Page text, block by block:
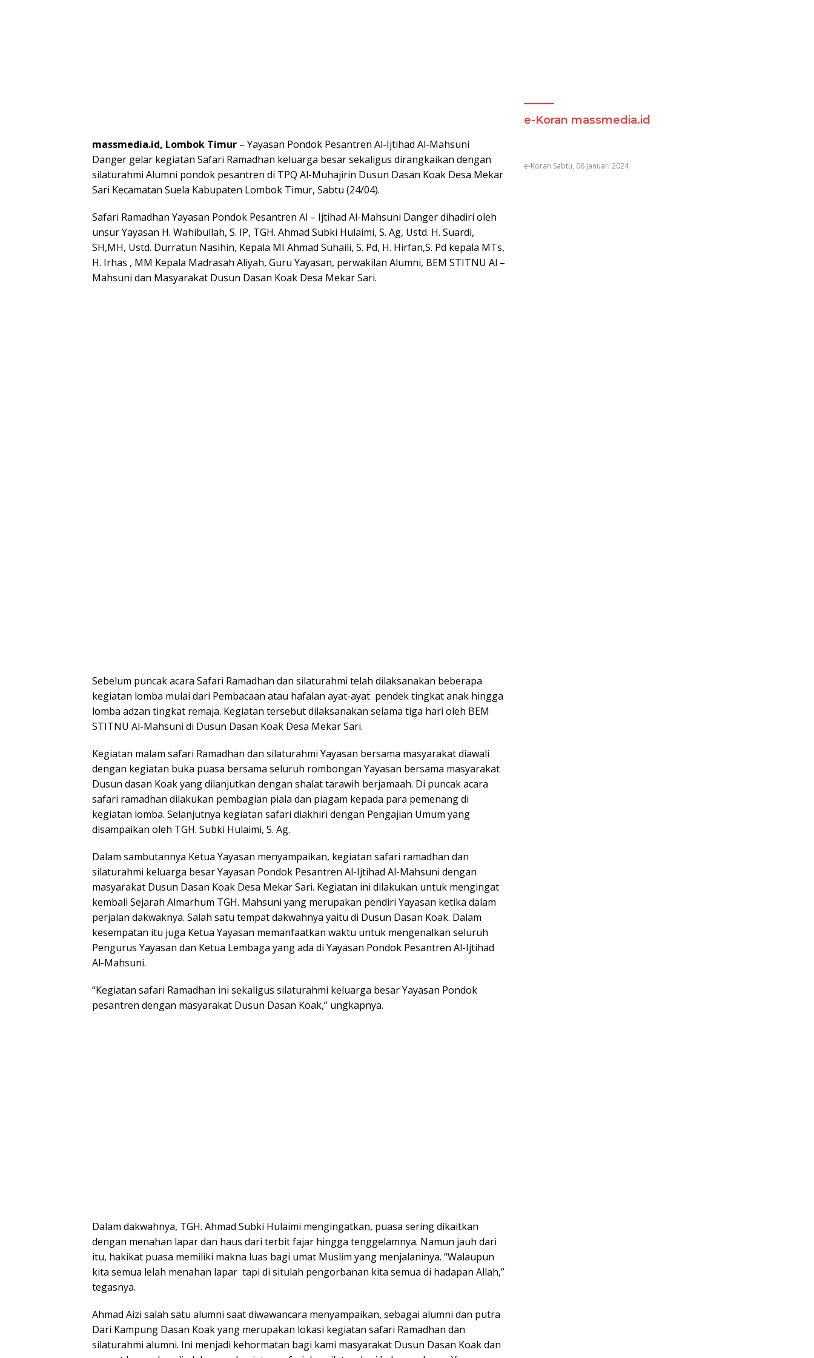
massmedia.id, Lombok Timur – Yayasan Pondok Pesantren Al-Ijtihad Al-Mahsuni
Danger gelar kegiatan Safari Ramadhan keluarga besar sekaligus dirangkaikan dengan
silaturahmi Alumni pondok pesantren di TPQ Al-Muhajirin Dusun Dasan Koak Desa Mekar
Sari Kecamatan Suela Kabupaten Lombok Timur, Sabtu (24/04).
Safari Ramadhan Yayasan Pondok Pesantren Al – Ijtihad Al-Mahsuni Danger dihadiri oleh
unsur Yayasan H. Wahibullah, S. IP, TGH. Ahmad Subki Hulaimi, S. Ag, Ustd. H. Suardi,
SH,MH, Ustd. Durratun Nasihin, Kepala MI Ahmad Suhaili, S. Pd, H. Hirfan,S. Pd kepala MTs,
H. Irhas , MM Kepala Madrasah Aliyah, Guru Yayasan, perwakilan Alumni, BEM STITNU Al –
Mahsuni dan Masyarakat Dusun Dasan Koak Desa Mekar Sari.
Sebelum puncak acara Safari Ramadhan dan silaturahmi telah dilaksanakan beberapa
kegiatan lomba mulai dari Pembacaan atau hafalan ayat-ayat pendek tingkat anak hingga
lomba adzan tingkat remaja. Kegiatan tersebut dilaksanakan selama tiga hari oleh BEM
STITNU Al-Mahsuni di Dusun Dasan Koak Desa Mekar Sari.
Kegiatan malam safari Ramadhan dan silaturahmi Yayasan bersama masyarakat diawali
dengan kegiatan buka puasa bersama seluruh rombongan Yayasan bersama masyarakat
Dusun dasan Koak yang dilanjutkan dengan shalat tarawih berjamaah. Di puncak acara
safari ramadhan dilakukan pembagian piala dan piagam kepada para pemenang di
kegiatan lomba. Selanjutnya kegiatan safari diakhiri dengan Pengajian Umum yang
disampaikan oleh TGH. Subki Hulaimi, S. Ag.
Dalam sambutannya Ketua Yayasan menyampaikan, kegiatan safari ramadhan dan
silaturahmi keluarga besar Yayasan Pondok Pesantren Al-Ijtihad Al-Mahsuni dengan
masyarakat Dusun Dasan Koak Desa Mekar Sari. Kegiatan ini dilakukan untuk mengingat
kembali Sejarah Almarhum TGH. Mahsuni yang merupakan pendiri Yayasan ketika dalam
perjalan dakwaknya. Salah satu tempat dakwahnya yaitu di Dusun Dasan Koak. Dalam
kesempatan itu juga Ketua Yayasan memanfaatkan waktu untuk mengenalkan seluruh
Pengurus Yayasan dan Ketua Lembaga yang ada di Yayasan Pondok Pesantren Al-Ijtihad
Al-Mahsuni.
“Kegiatan safari Ramadhan ini sekaligus silaturahmi keluarga besar Yayasan Pondok
pesantren dengan masyarakat Dusun Dasan Koak,” ungkapnya.
Dalam dakwahnya, TGH. Ahmad Subki Hulaimi mengingatkan, puasa sering dikaitkan
dengan menahan lapar dan haus dari terbit fajar hingga tenggelamnya. Namun jauh dari
itu, hakikat puasa memiliki makna luas bagi umat Muslim yang menjalaninya. “Walaupun
kita semua lelah menahan lapar tapi di situlah pengorbanan kita semua di hadapan Allah,”
tegasnya.
Ahmad Aizi salah satu alumni saat diwawancara menyampaikan, sebagai alumni dan putra
Dari Kampung Dasan Koak yang merupakan lokasi kegiatan safari Ramadhan dan
silaturahmi alumni. Ini menjadi kehormatan bagi kami masyarakat Dusun Dasan Koak dan
e-Koran massmedia.id
e-Koran Sabtu, 06 Januari 2024